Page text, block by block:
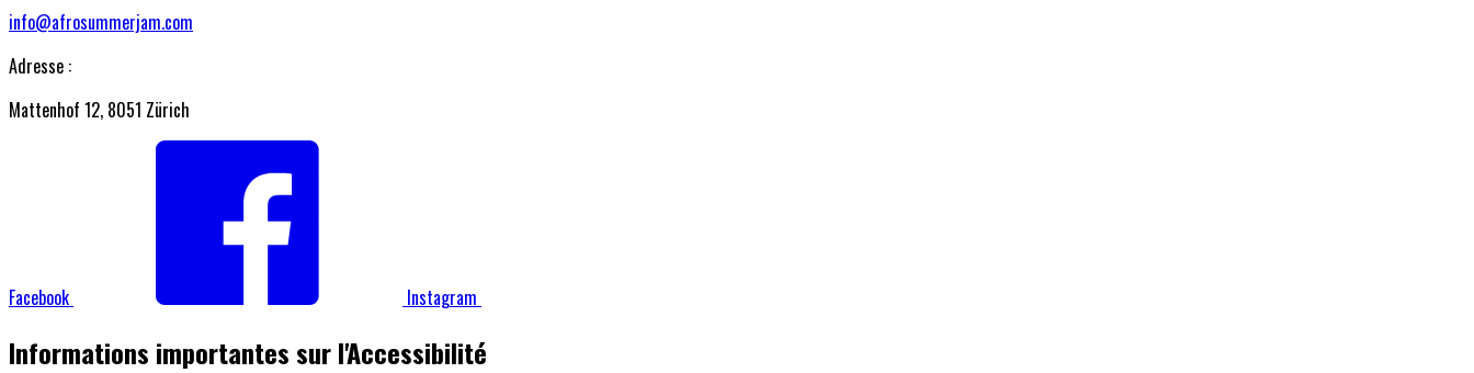
info@afrosummerjam.com
Adresse :
Mattenhof 12, 8051 Zürich
Facebook Instagram
Informations importantes surl'Accessibilité